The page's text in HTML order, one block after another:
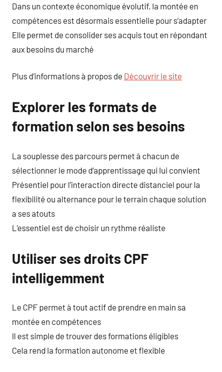
Dans un contexte économique évolutif, la montée en
compétences est désormais essentielle pour s’adapter
Elle permet de consolider ses acquis tout en répondant
aux besoins du marché
Plus d’informations à propos de Découvrir le site
Explorer les formats de
formation selon ses besoins
La souplesse des parcours permet à chacun de
sélectionner le mode d’apprentissage qui lui convient
Présentiel pour l’interaction directe distanciel pour la
flexibilité ou alternance pour le terrain chaque solution
a ses atouts
L’essentiel est de choisir un rythme réaliste
Utiliser ses droits CPF
intelligemment
Le CPF permet à tout actif de prendre en main sa
montée en compétences
Il est simple de trouver des formations éligibles
Cela rend la formation autonome et flexible